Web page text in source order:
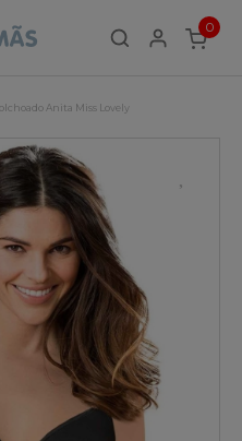
0
ITEMS
Anita Miss Lovely